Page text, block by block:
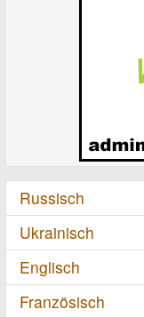
Russisch
Ukrainisch
Englisch
Französisch